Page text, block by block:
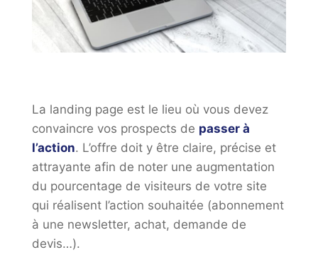
La landing page est le lieu où vous devez
convaincre vos prospects de passer à
l’action. L’offre doit y être claire, précise et
attrayante afin de noter une augmentation
du pourcentage de visiteurs de votre site
qui réalisent l’action souhaitée (abonnement
à une newsletter, achat, demande de
devis…).